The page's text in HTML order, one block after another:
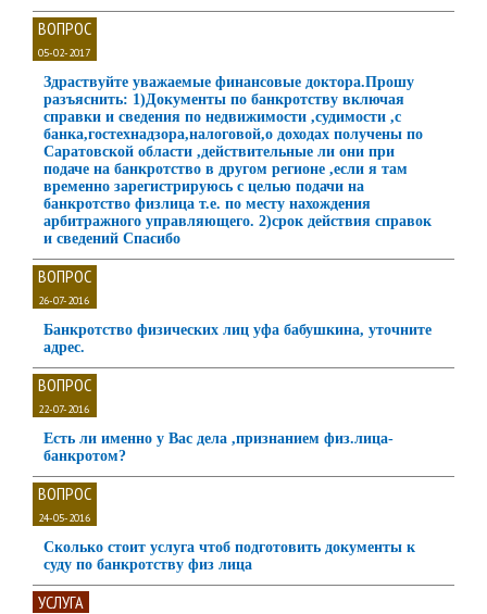
ВОПРОС
05-02-2017
Здраствуйте уважаемые финансовые доктора.Прошу
разъяснить: 1)Документы по банкротству включая
справки и сведения по недвижимости ,судимости ,с
банка,гостехнадзора,налоговой,о доходах получены по
Саратовской области ,действительные ли они при
подаче на банкротство в другом регионе ,если я там
временно зарегистрируюсь с целью подачи на
банкротство физлица т.е. по месту нахождения
арбитражного управляющего. 2)срок действия справок
и сведений Спасибо
ВОПРОС
26-07-2016
Банкротство физических лиц уфа бабушкина, уточните
адрес.
ВОПРОС
22-07-2016
Есть ли именно у Вас дела ,признанием физ.лица-
банкротом?
ВОПРОС
24-05-2016
Сколько стоит услуга чтоб подготовить документы к
суду по банкротству физ лица
УСЛУГА